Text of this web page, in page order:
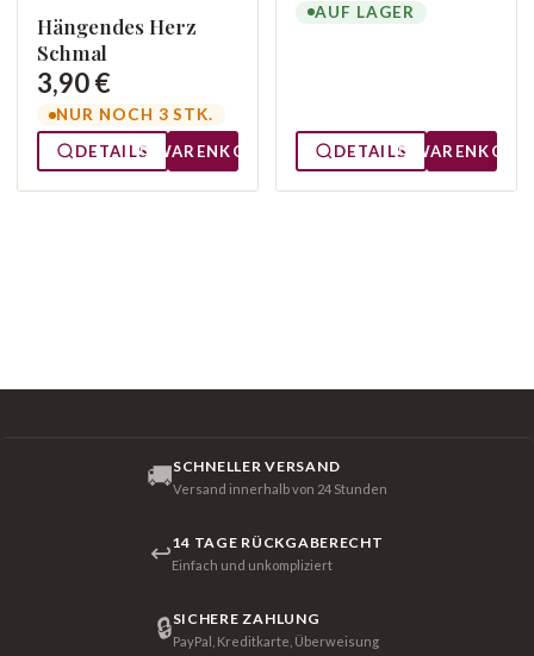
Hängendes Herz
Schmal
3,90 €
NUR NOCH 3 STK.
DETAILS
WARENKORB
AUF LAGER
DETAILS WARENKORB
🚚SCHNELLER VERSAND
Versand innerhalb von 24 Stunden
↩14 TAGE RÜCKGABERECHT
Einfach und unkompliziert
🔒SICHERE ZAHLUNG
PayPal, Kreditkarte, Überweisung